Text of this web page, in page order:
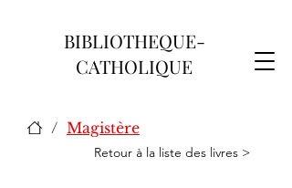
BIBLIOTHEQUE-
CATHOLIQUE
/ Magistère
Retour à la liste des livres >